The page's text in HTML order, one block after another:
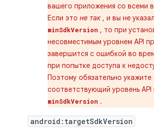
вашего приложения со всеми
Если это не так, и вы не
minSdkVersion , то при
несовместимым уровнем API
завершится с ошибкой во
при попытке доступа к
Поэтому обязательно укажите
соответствующий уровень API
minSdkVersion .
android:targetSdkVersion